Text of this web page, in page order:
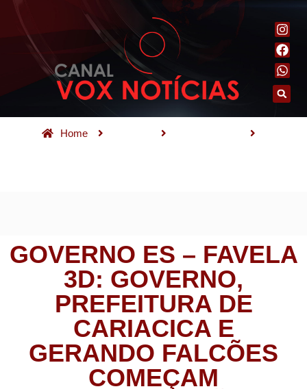
Home
GOVERNO ES – FAVELA
3D: GOVERNO,
PREFEITURA DE
CARIACICA E
GERANDO FALCÕES
COMEÇAM